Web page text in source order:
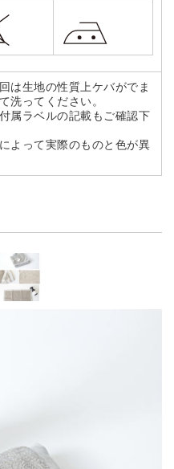
は生地の性質上ケバがでま
洗ってください。
属ラベルの記載もご確認下
よって実際のものと色が異